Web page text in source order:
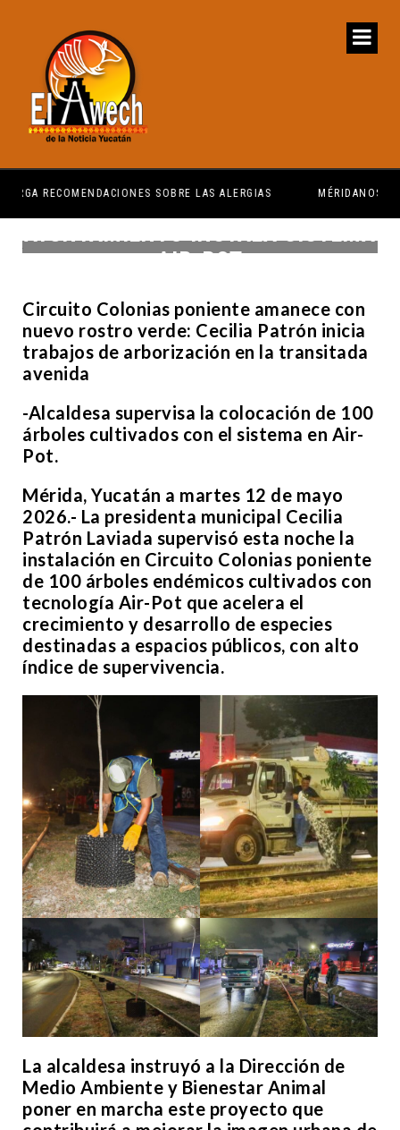
MÉRIDANOS MERECEN TENER SERVICIOS PÚBLICOS
AYUNTAMIENTO INSTALA SISTEMA
AIR-POT
Circuito Colonias poniente amanece con
nuevo rostro verde: Cecilia Patrón inicia
trabajos de arborización en la transitada
avenida
-Alcaldesa supervisa la colocación de 100
árboles cultivados con el sistema en Air-
Pot.
Mérida, Yucatán a martes 12 de mayo
2026.- La presidenta municipal Cecilia
Patrón Laviada supervisó esta noche la
instalación en Circuito Colonias poniente
de 100 árboles endémicos cultivados con
tecnología Air-Pot que acelera el
crecimiento y desarrollo de especies
destinadas a espacios públicos, con alto
índice de supervivencia.
La alcaldesa instruyó a la Dirección de
Medio Ambiente y Bienestar Animal
poner en marcha este proyecto que